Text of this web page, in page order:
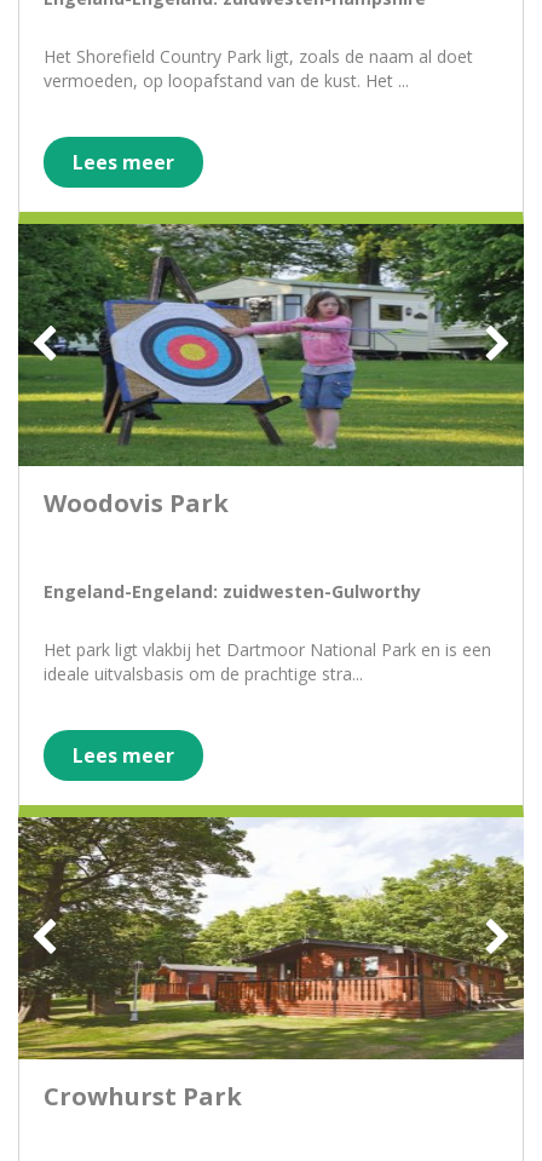
Het Shorefield Country Park ligt, zoals de naam al doet
vermoeden, op loopafstand van de kust. Het ...
Lees meer
Woodovis Park
Engeland-Engeland: zuidwesten-Gulworthy
Het park ligt vlakbij het Dartmoor National Park en is een
ideale uitvalsbasis om de prachtige stra...
Lees meer
Crowhurst Park